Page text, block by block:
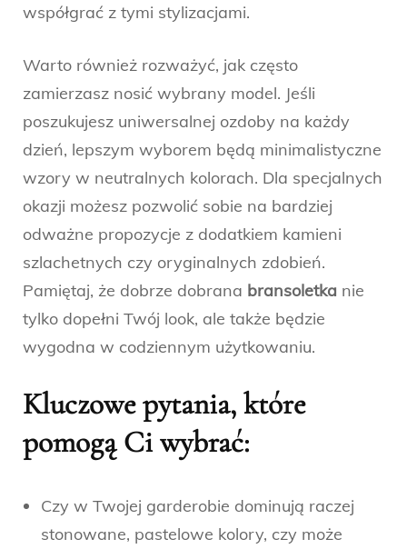
współgrać z tymi stylizacjami.
Warto również rozważyć, jak często
zamierzasz nosić wybrany model. Jeśli
poszukujesz uniwersalnej ozdoby na każdy
dzień, lepszym wyborem będą minimalistyczne
wzory w neutralnych kolorach. Dla specjalnych
okazji możesz pozwolić sobie na bardziej
odważne propozycje z dodatkiem kamieni
szlachetnych czy oryginalnych zdobień.
Pamiętaj, że dobrze dobrana bransoletka nie
tylko dopełni Twój look, ale także będzie
wygodna w codziennym użytkowaniu.
Kluczowe pytania, które
pomogą Ci wybrać:
Czy w Twojej garderobie dominują raczej
stonowane, pastelowe kolory, czy może